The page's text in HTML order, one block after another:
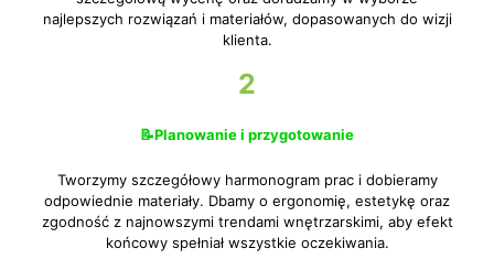
najlepszych rozwiązań i materiałów, dopasowanych do wizji
klienta.
2
📝Planowanie i przygotowanie
Tworzymy szczegółowy harmonogram prac i dobieramy
odpowiednie materiały. Dbamy o ergonomię, estetykę oraz
zgodność z najnowszymi trendami wnętrzarskimi, aby efekt
końcowy spełniał wszystkie oczekiwania.